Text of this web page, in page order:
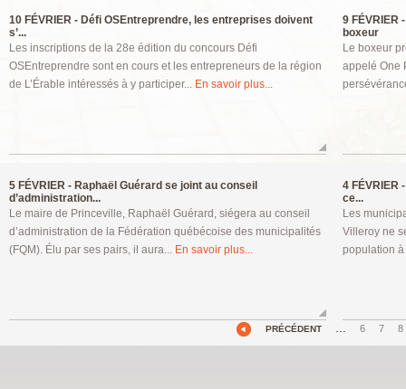
10 FÉVRIER - Défi OSEntreprendre, les entreprises doivent
s’...
Les inscriptions de la 28e édition du concours Défi
OSEntreprendre sont en cours et les entrepreneurs de la région
de L’Érable intéressés à y participer... En savoir plus...
9 FÉVRIER -
boxeur
Le boxeur
appelé One
5 FÉVRIER - Raphaël Guérard se joint au conseil
d’administration...
Le maire de Princeville, Raphaël Guérard, siégera au conseil
d’administration de la Fédération québécoise des municipalités
(FQM). Élu par ses pairs, il aura... En savoir plus...
4 FÉVRIER -
ce...
Les
Villeroy ne
population
PRÉCÉDENT … 6 7 8